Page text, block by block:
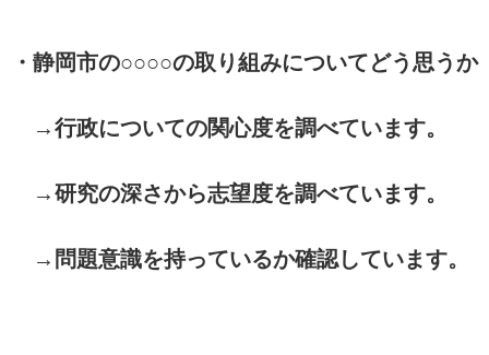
・静岡市の○○○○の取り組みについてどう思うか
→行政についての関心度を調べています。
→研究の深さから志望度を調べています。
→問題意識を持っているか確認しています。